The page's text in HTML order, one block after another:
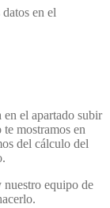
en el
en el apartado subir
mostramos en
del cálculo del
nuestro equipo de